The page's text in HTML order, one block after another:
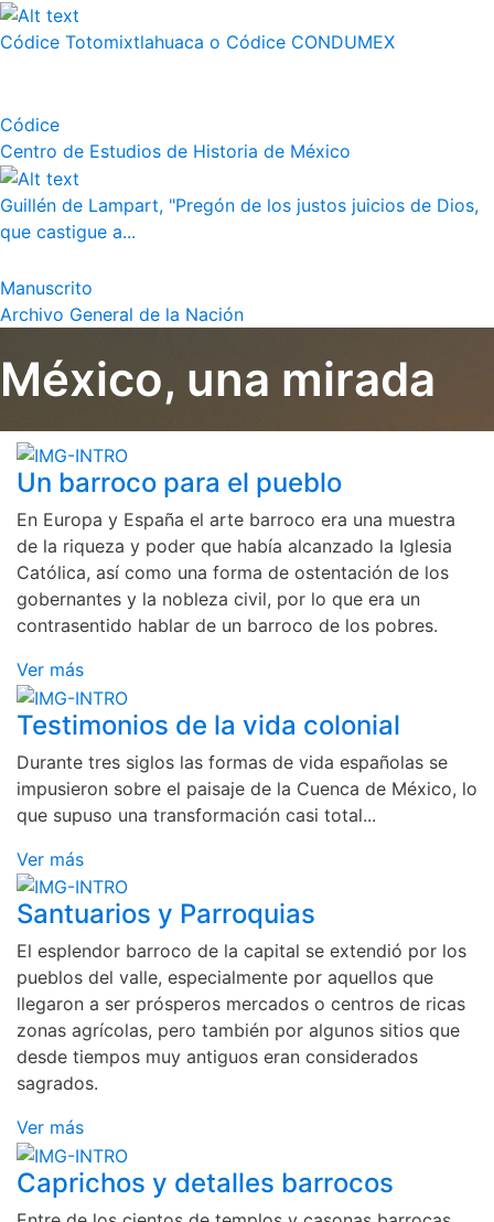
Códice Totomixtlahuaca o Códice CONDUMEX
Códice
Centro de Estudios de Historia de México
Guillén de Lampart, "Pregón de los justos juicios de Dios,
que castigue a...
Manuscrito
Archivo General de la Nación
México, una mirada
Un barroco para el pueblo
En Europa y España el arte barroco era una muestra
de la riqueza y poder que había alcanzado la Iglesia
Católica, así como una forma de ostentación de los
gobernantes y la nobleza civil, por lo que era un
contrasentido hablar de un barroco de los pobres.
Ver más
Testimonios de la vida colonial
Durante tres siglos las formas de vida españolas se
impusieron sobre el paisaje de la Cuenca de México, lo
que supuso una transformación casi total...
Ver más
Santuarios y Parroquias
El esplendor barroco de la capital se extendió por los
pueblos del valle, especialmente por aquellos que
llegaron a ser prósperos mercados o centros de ricas
zonas agrícolas, pero también por algunos sitios que
desde tiempos muy antiguos eran considerados
sagrados.
Ver más
Caprichos y detalles barrocos